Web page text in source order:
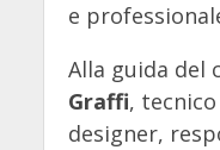
e
Alla guida del
Graffi,
designer,